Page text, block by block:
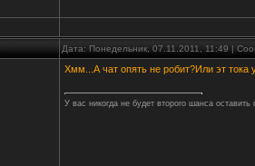
Дата: Понедельник, 07.11.2011, 11:49 |
Хмм...А чат опять не робит?Или эт тока
У вас никогда не будет второго шанса